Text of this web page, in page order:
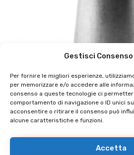
Gestisci Consenso
Per fornire le migliori esperienze,
per memorizzare e/o accedere alle
consenso a queste tecnologie ci
comportamento di navigazione o ID unici
acconsentire o ritirare il consenso può
alcune caratteristiche e funzioni.
Accetta